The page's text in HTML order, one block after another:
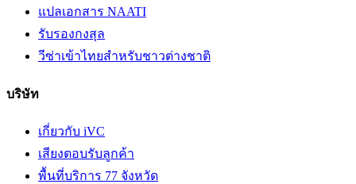
แปลเอกสาร NAATI
รับรองกงสุล
วีซ่าเข้าไทยสำหรับชาวต่างชาติ
บริษัท
เกี่ยวกับ iVC
เสียงตอบรับลูกค้า
พื้นที่บริการ 77 จังหวัด